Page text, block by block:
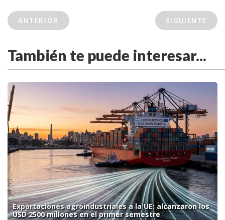
ANTERIOR SIGUIENTE
También te puede interesar...
Exportaciones agroindustriales a la UE: alcanzaron los
USD 2500 millones en el primer semestre